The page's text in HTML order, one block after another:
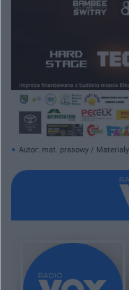
Autor: mat. prasowy /